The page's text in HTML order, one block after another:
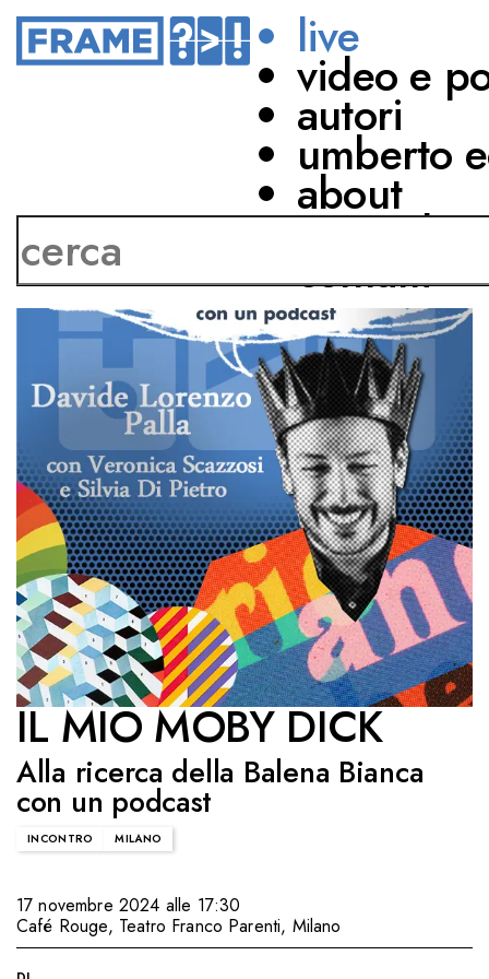
live
video e
autori
umberto
about
network
contatti
IL MIO MOBY DICK
Alla ricerca della Balena Bianca
con un podcast
INCONTRO MILANO
17 novembre 2024 alle 17:30
Café Rouge, Teatro Franco Parenti, Milano